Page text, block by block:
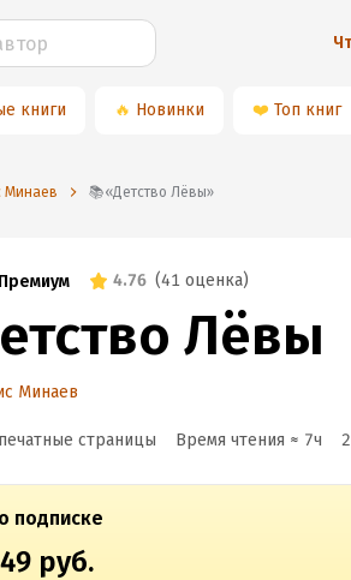
книги 🔥 Новинки ❤️ Топ книг
Минаев 📚«Детство Лёвы»
Премиум 4.76 (41 оценка)
Лёвы
Минаев
страницы Время чтения ≈ 7ч
подписке
руб.